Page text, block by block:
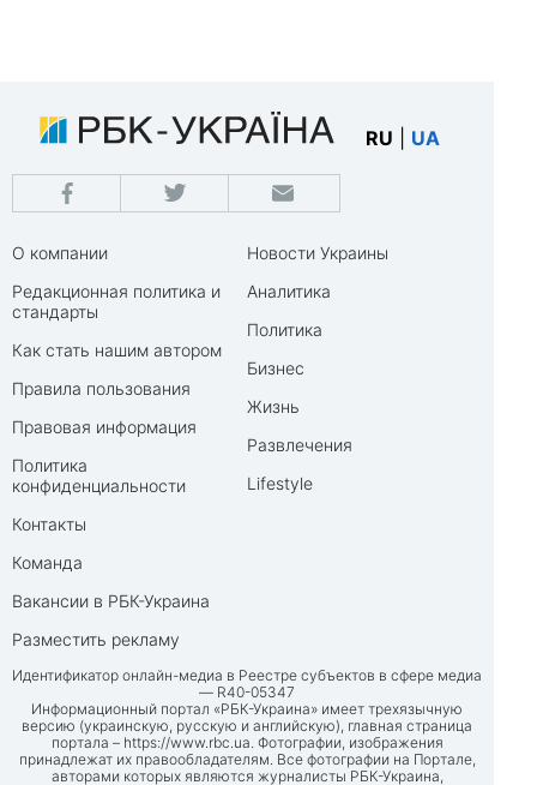
RU UA
О компании
Редакционная политика и
стандарты
Как стать нашим автором
Правила пользования
Правовая информация
Политика
конфиденциальности
Контакты
Команда
Вакансии в РБК-Украина
Разместить рекламу
Новости Украины
Аналитика
Политика
Бизнес
Жизнь
Развлечения
Lifestyle
Идентификатор онлайн-медиа в Реестре субъектов в сфере медиа
— R40-05347
Информационный портал «РБК-Украина» имеет трехязычную
версию (украинскую, русскую и английскую), главная страница
портала – https://www.rbc.ua. Фотографии, изображения
принадлежат их правообладателям. Все фотографии на Портале,
авторами которых являются журналисты РБК-Украина,